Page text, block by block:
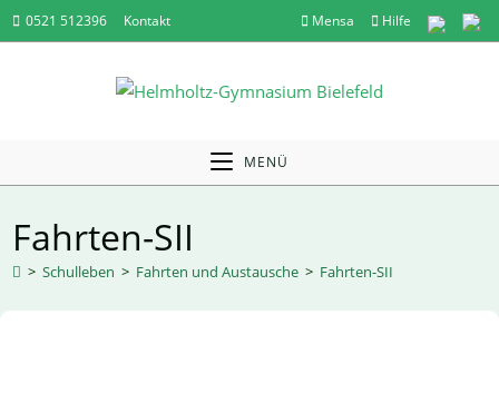
Zum
Inhalt
Mensa Hilfe
0521 512396 Kontakt
MENÜ
Fahrten-SII
> Schulleben > Fahrten und Austausche > Fahrten-SII